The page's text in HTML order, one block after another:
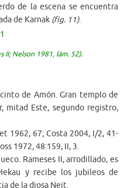
de la escena se encuentra
de Karnak (fig. 11).
II; Nelson 1981, lám. 52).
de Amón. Gran templo de
mitad Este, segundo registro,
1962, 67; Costa 2004, I/2, 41-
1972, 48:159, II, 3.
Rameses II, arrodillado, es
y recibe los jubileos de
de la diosa Neit.